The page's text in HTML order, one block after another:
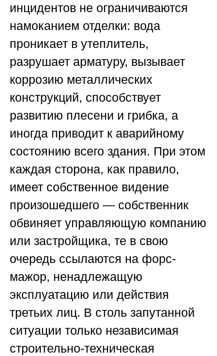
инцидентов не ограничиваются
намоканием отделки: вода
проникает в утеплитель,
разрушает арматуру, вызывает
коррозию металлических
конструкций, способствует
развитию плесени и грибка, а
иногда приводит к аварийному
состоянию всего здания. При этом
каждая сторона, как правило,
имеет собственное видение
произошедшего — собственник
обвиняет управляющую компанию
или застройщика, те в свою
очередь ссылаются на форс-
мажор, ненадлежащую
эксплуатацию или действия
третьих лиц. В столь запутанной
ситуации только независимая
строительно-техническая